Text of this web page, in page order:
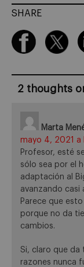
SHARE
2 thoughts
Marta
mayo 4, 2021 a
Profesor, esté
sólo sea por el
adaptación al
avanzando casi
Parece que
porque no da
cambios.
Si, claro que da
razones nunca